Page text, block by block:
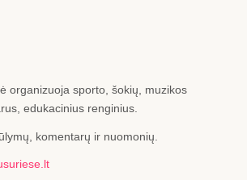
organizuoja sporto, šokių, muzikos
edukacinius renginius.
komentarų ir nuomonių.